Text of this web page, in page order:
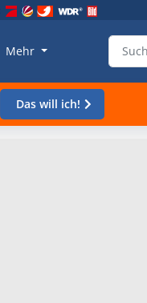
Mehr
Das will ich!